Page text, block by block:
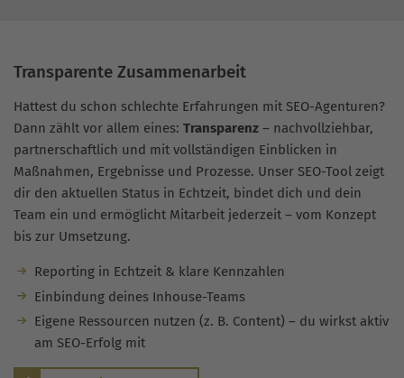
Transparente Zusammenarbeit
Hattest du schon schlechte Erfahrungen mit SEO-Agenturen?
Dann zählt vor allem eines: Transparenz – nachvollziehbar,
partnerschaftlich und mit vollständigen Einblicken in
Maßnahmen, Ergebnisse und Prozesse. Unser SEO-Tool zeigt
dir den aktuellen Status in Echtzeit, bindet dich und dein
Team ein und ermöglicht Mitarbeit jederzeit – vom Konzept
bis zur Umsetzung.
Reporting in Echtzeit & klare Kennzahlen
Einbindung deines Inhouse-Teams
Eigene Ressourcen nutzen (z. B. Content) – du wirkst aktiv
am SEO-Erfolg mit